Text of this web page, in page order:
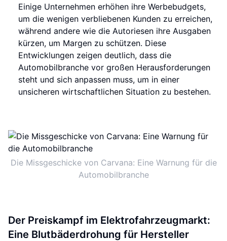
Einige Unternehmen erhöhen ihre Werbebudgets,
um die wenigen verbliebenen Kunden zu erreichen,
während andere wie die Autoriesen ihre Ausgaben
kürzen, um Margen zu schützen. Diese
Entwicklungen zeigen deutlich, dass die
Automobilbranche vor großen Herausforderungen
steht und sich anpassen muss, um in einer
unsicheren wirtschaftlichen Situation zu bestehen.
Die Missgeschicke von Carvana: Eine Warnung für die
Automobilbranche
Der Preiskampf im Elektrofahrzeugmarkt:
Eine Blutbäderdrohung für Hersteller